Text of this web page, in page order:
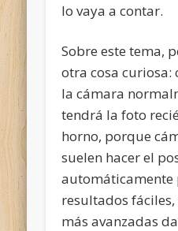
lo vaya a contar.
Sobre este tema,
otra cosa curiosa:
la cámara
tendrá la foto
horno, porque
suelen hacer el
automáticamente
resultados
más avanzadas